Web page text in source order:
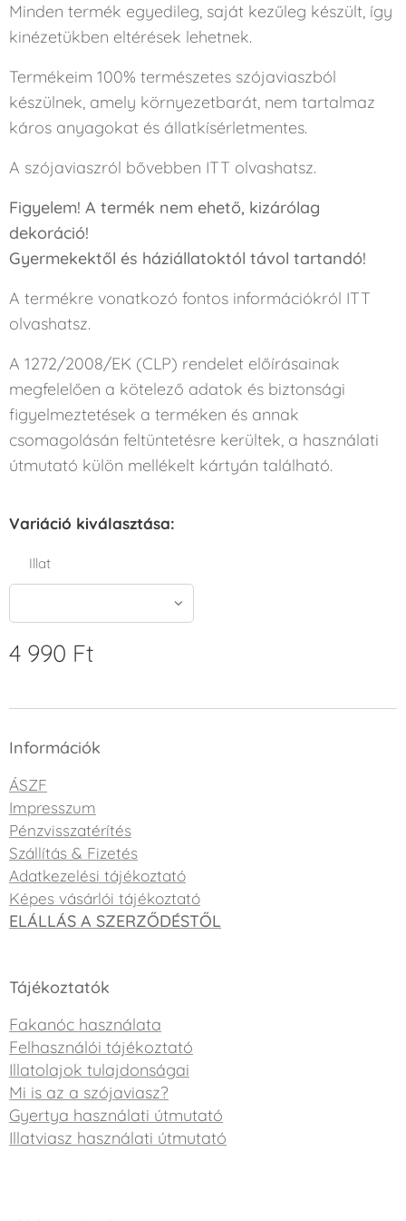
Minden termék egyedileg, saját kezűleg készült, így
kinézetükben eltérések lehetnek.
Termékeim 100% természetes szójaviaszból
készülnek, amely környezetbarát, nem tartalmaz
káros anyagokat és állatkísérletmentes.
A szójaviaszról bővebben ITT olvashatsz.
Figyelem! A termék nem ehető, kizárólag
dekoráció!
Gyermekektől és háziállatoktól távol tartandó!
A termékre vonatkozó fontos információkról ITT
olvashatsz.
A 1272/2008/EK (CLP) rendelet előírásainak
megfelelően a kötelező adatok és biztonsági
figyelmeztetések a terméken és annak
csomagolásán feltüntetésre kerültek, a használati
útmutató külön mellékelt kártyán található.
Variáció kiválasztása:
Illat
4 990 Ft
Információk
ÁSZF
Impresszum
Pénzvisszatérítés
Szállítás & Fizetés
Adatkezelési tájékoztató
Képes vásárlói tájékoztató
ELÁLLÁS A SZERZŐDÉSTŐL
Tájékoztatók
Fakanóc használata
Felhasználói tájékoztató
Illatolajok tulajdonságai
Mi is az a szójaviasz?
Gyertya használati útmutató
Illatviasz használati útmutató